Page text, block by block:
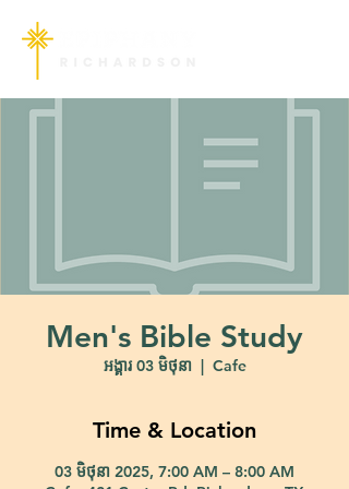
Men's Bible Study
អង្គារ 03 មិថុនា
  |
Cafe
Time & Location
03 មិថុនា 2025, 7:00 AM – 8:00 AM